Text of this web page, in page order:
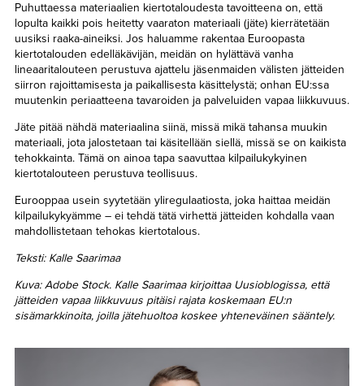
Puhuttaessa materiaalien kiertotaloudesta tavoitteena on, että
lopulta kaikki pois heitetty vaaraton materiaali (jäte) kierrätetään
uusiksi raaka-aineiksi. Jos haluamme rakentaa Euroopasta
kiertotalouden edelläkävijän, meidän on hylättävä vanha
lineaaritalouteen perustuva ajattelu jäsenmaiden välisten jätteiden
siirron rajoittamisesta ja paikallisesta käsittelystä; onhan EU:ssa
muutenkin periaatteena tavaroiden ja palveluiden vapaa liikkuvuus.
Jäte pitää nähdä materiaalina siinä, missä mikä tahansa muukin
materiaali, jota jalostetaan tai käsitellään siellä, missä se on kaikista
tehokkainta. Tämä on ainoa tapa saavuttaa kilpailukykyinen
kiertotalouteen perustuva teollisuus.
Eurooppaa usein syytetään yliregulaatiosta, joka haittaa meidän
kilpailukykyämme – ei tehdä tätä virhettä jätteiden kohdalla vaan
mahdollistetaan tehokas kiertotalous.
Teksti: Kalle Saarimaa
Kuva: Adobe Stock. Kalle Saarimaa kirjoittaa Uusioblogissa, että
jätteiden vapaa liikkuvuus pitäisi rajata koskemaan EU:n
sisämarkkinoita, joilla jätehuoltoa koskee yhteneväinen sääntely.